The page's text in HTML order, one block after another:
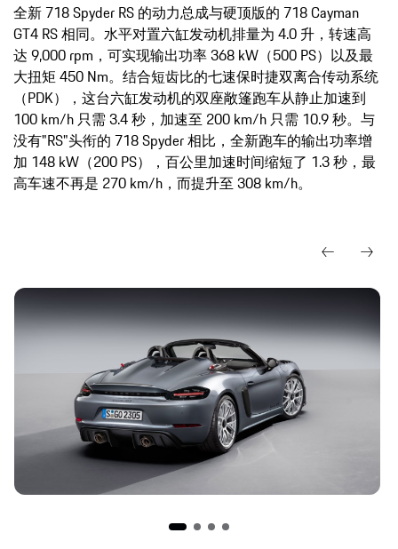
全新 718 Spyder RS 的动力总成与硬顶版的 718 Cayman
GT4 RS 相同。水平对置六缸发动机排量为 4.0 升，转速高
达 9,000 rpm，可实现输出功率 368 kW（500 PS）以及最
大扭矩 450 Nm。结合短齿比的七速保时捷双离合传动系统
（PDK），这台六缸发动机的双座敞篷跑车从静止加速到
100 km/h 只需 3.4 秒，加速至 200 km/h 只需 10.9 秒。与
没有"RS"头衔的 718 Spyder 相比，全新跑车的输出功率增
加 148 kW（200 PS），百公里加速时间缩短了 1.3 秒，最
高车速不再是 270 km/h，而提升至 308 km/h。